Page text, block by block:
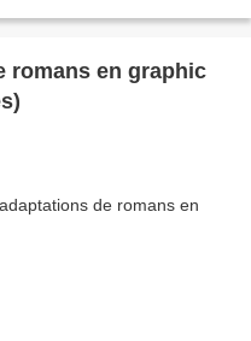
romans en graphic